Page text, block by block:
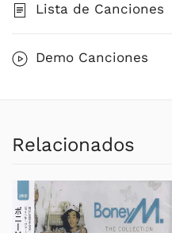
Lista de Canciones
Demo Canciones
Relacionados